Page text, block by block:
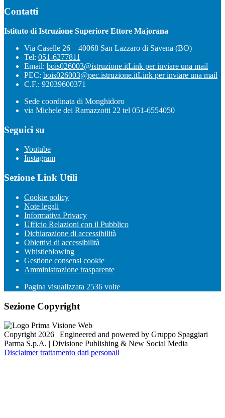
Contatti
Istituto di Istruzione Superiore Ettore Majorana
Via Caselle 26 – 40068 San Lazzaro di Savena (BO)
Tel: 051-6277811
Email: bois026003@istruzione.itLink per inviare una mail
PEC: bois026003@pec.istruzione.itLink per inviare una mail
C.F.: 92039600371
Sede coordinata di Monghidoro
via Michele dei Ramazzotti 22 tel 051-6554050
Seguici su
Youtube
Instagram
Sezione Link Utili
Cookie policy
Note legali
Informativa Privacy
Ufficio Relazioni con il Pubblico
Dichiarazione di accessibilità
Obiettivi di accessibilità
Whistleblowing
Gestione consensi cookie
Amministrazione trasparente
Pagina visualizzata 2536 volte
Sezione Copyright
Copyright 2026 | Engineered and powered by Gruppo Spaggiari
Parma S.p.A. | Divisione Publishing & New Social Media
Disclaimer trattamento dati personali